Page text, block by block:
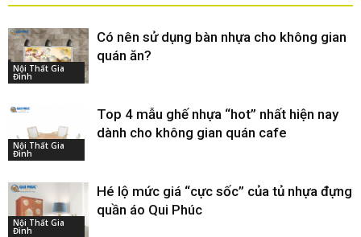
Nội Thất Gia
Đình
Có nên sử dụng bàn nhựa cho không gian
quán ăn?
Nội Thất Gia
Đình
Top 4 mẫu ghế nhựa “hot” nhất hiện nay
dành cho không gian quán cafe
Nội Thất Gia
Đình
Hé lộ mức giá “cực sốc” của tủ nhựa đựng
quần áo Qui Phúc